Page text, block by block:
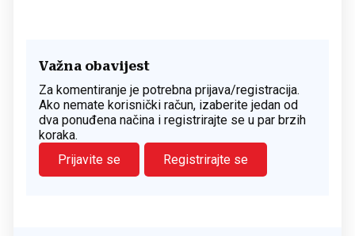
Važna obavijest
Za komentiranje je potrebna prijava/registracija.
Ako nemate korisnički račun, izaberite jedan od
dva ponuđena načina i registrirajte se u par brzih
koraka.
Prijavite se
Registrirajte se